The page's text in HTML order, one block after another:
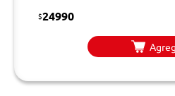
$24990